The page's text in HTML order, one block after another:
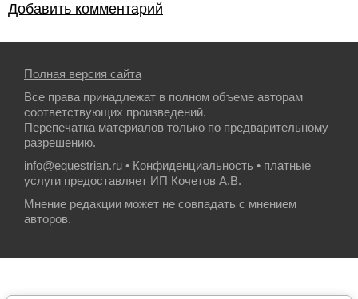
Добавить комментарий
Полная версия сайта
Все права принадлежат в полном объеме авторам
соответствующих произведений.
Перепечатка материалов только по предварительному
разрешению.
info@equestrian.ru • Конфиденциальность • платные
услуги предоставляет ИП Кочетов А.В.
Мнение редакции может не совпадать с мнением
авторов.